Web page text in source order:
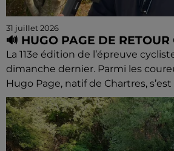
31 juillet 2026
🔊 HUGO PAGE DE RETOUR
La 113e édition de l’épreuve
dimanche dernier. Parmi les
Hugo Page, natif de Chartres,